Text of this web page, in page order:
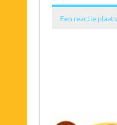
Een reactie